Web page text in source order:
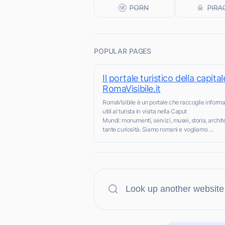
POPULAR PAGES
Il portale turistico della
RomaVisibile.it
RomaVisibile è un portale che raccoglie
utili al turista in visita nella Caput
Mundi: monumenti, servizi, musei, storia,
tante curiosità. Siamo romani e vogliamo …